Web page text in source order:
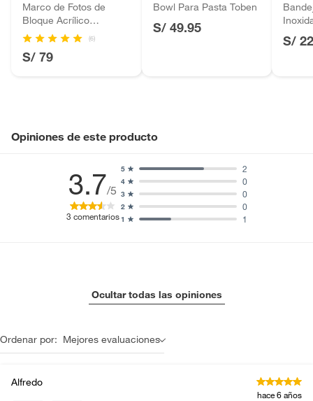
Marco de Fotos de
Bloque Acrílico
12x17cm
(6)
S/ 79
Bowl Para Pasta Toben
S/ 49.95
S/
Opiniones de este producto
3.7/5
3 comentarios1 1
2 0
3 0
4 0
5 2
Ocultar todas las opiniones
Ordenar por: Mejores evaluaciones
Alfredo
hace 6 años